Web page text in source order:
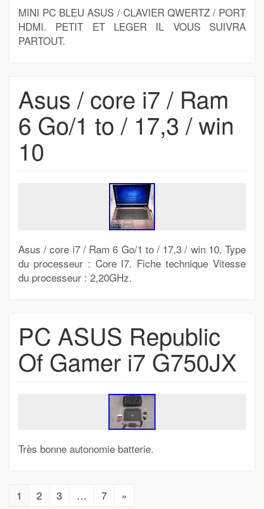
MINI PC BLEU ASUS / CLAVIER QWERTZ / PORT
HDMI. PETIT ET LEGER IL VOUS SUIVRA
PARTOUT.
Asus / core i7 / Ram
6 Go/1 to / 17,3 / win
10
Asus / core i7 / Ram 6 Go/1 to / 17,3 / win 10. Type
du processeur : Core I7. Fiche technique Vitesse
du processeur : 2,20GHz.
PC ASUS Republic
Of Gamer i7 G750JX
Très bonne autonomie batterie.
1 2 3 … 7 »